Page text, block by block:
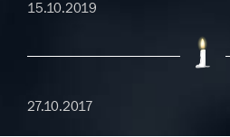
15.10.2019
27.10.2017